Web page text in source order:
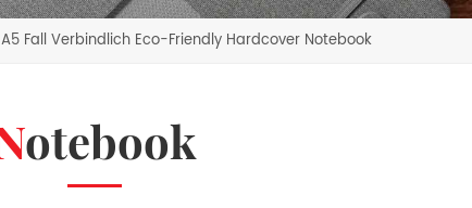
A5 Fall Verbindlich Eco-Friendly Hardcover Notebook
Notebook